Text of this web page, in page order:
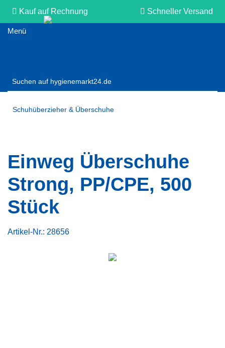
Kauf auf Rechnung Schneller Versand
Schuhüberzieher & Überschuhe
Einweg Überschuhe
Strong, PP/CPE, 500
Stück
Artikel-Nr.: 28656